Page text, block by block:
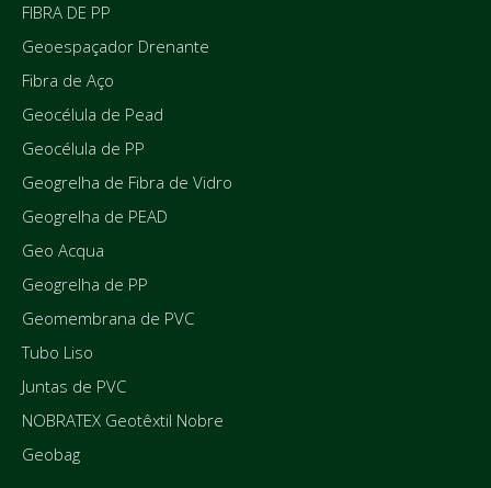
FIBRA DE PP
Geoespaçador Drenante
Fibra de Aço
Geocélula de Pead
Geocélula de PP
Geogrelha de Fibra de Vidro
Geogrelha de PEAD
Geo Acqua
Geogrelha de PP
Geomembrana de PVC
Tubo Liso
Juntas de PVC
NOBRATEX Geotêxtil Nobre
Geobag